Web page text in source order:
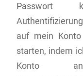
Passwort
auf mein
starten, indem
Konto